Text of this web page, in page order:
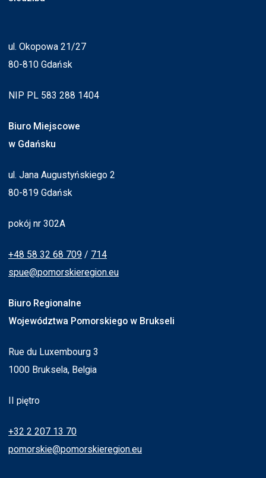
ul. Okopowa 21/27
80-810 Gdańsk
NIP PL 583 288 1404
Biuro Miejscowe
w Gdańsku
ul. Jana Augustyńskiego 2
80-819 Gdańsk
pokój nr 302A
+48 58 32 68 709 / 714
spue@pomorskieregion.eu
Biuro Regionalne
Województwa Pomorskiego w Brukseli
Rue du Luxembourg 3
1000 Bruksela, Belgia
II piętro
+32 2 207 13 70
pomorskie@pomorskieregion.eu